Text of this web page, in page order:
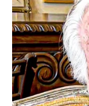
10 Pose
Mainstream
Banget